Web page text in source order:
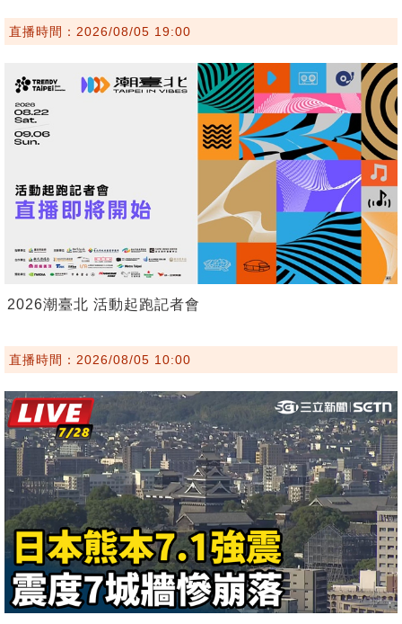
直播時間：2026/08/05 19:00
2026潮臺北 活動起跑記者會
直播時間：2026/08/05 10:00